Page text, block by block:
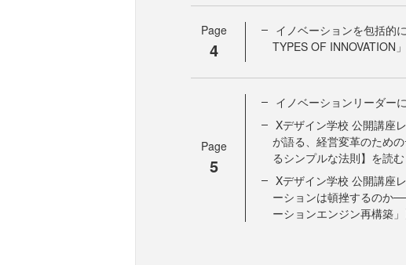
Page
4
イノベーションを包括的
TYPES OF INNOVATION
Page
5
イノベーションリーダー
Xデザイン学校 公開講座
が語る、経営変革のため
るシンプルな法則】を読む
Xデザイン学校 公開講座
ーションは頓挫するのか
ーションエンジン再構築